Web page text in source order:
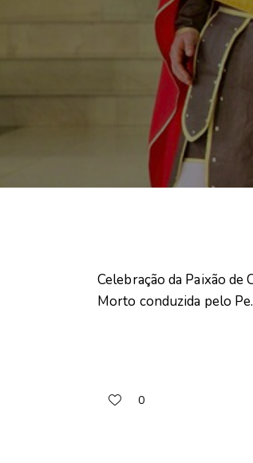
Celebração da Paixão
Morto conduzida pelo
0